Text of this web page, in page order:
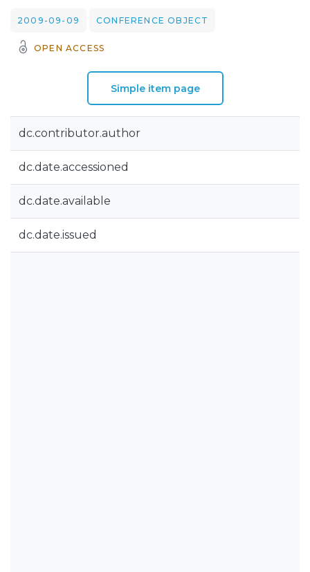
2009-09-09 CONFERENCE OBJECT
OPEN ACCESS
Simple item page
dc.contributor.author
dc.date.accessioned
dc.date.available
dc.date.issued